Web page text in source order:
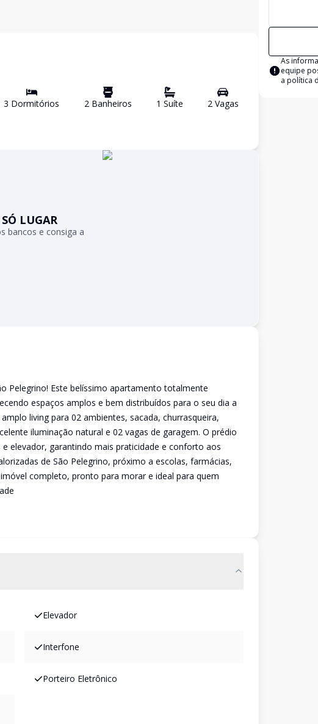
3 Dormitórios 2Banheiros 1 Suíte 2Vagas
LUGAR
bancos e consiga a
Pelegrino! Este belíssimo apartamento totalmente
espaços amplos e bem distribuídos para o seu dia a
living para 02 ambientes, sacada, churrasqueira,
iluminação natural e 02 vagas de garagem. O prédio
elevador, garantindo mais praticidade e conforto aos
de São Pelegrino, próximo a escolas, farmácias,
completo, pronto para morar e ideal para quem
Elevador
Interfone
Porteiro Eletrônico
As
equipe
a política